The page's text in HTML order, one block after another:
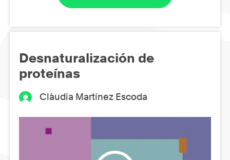
Desnaturalización de
proteínas
Clàudia Martínez Escoda